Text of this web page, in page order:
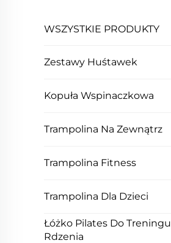
WSZYSTKIE PRODUKTY
Zestawy Huśtawek
Kopuła Wspinaczkowa
Trampolina Na Zewnątrz
Trampolina Fitness
Trampolina Dla Dzieci
Łóżko Pilates Do Treningu
Rdzenia